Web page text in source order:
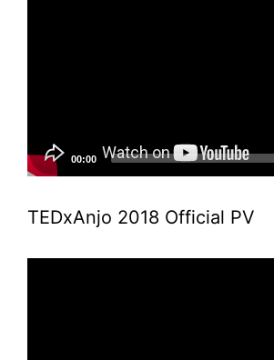
00:00
TEDxAnjo 2018 Official PV